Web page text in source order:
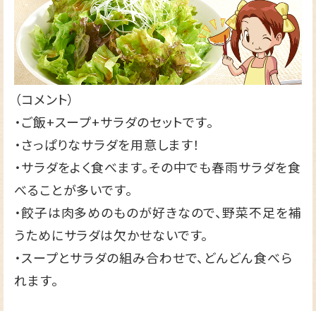
（コメント）
・ご飯+スープ+サラダのセットです。
・さっぱりなサラダを用意します！
・サラダをよく食べます。その中でも春雨サラダを食
べることが多いです。
・餃子は肉多めのものが好きなので、野菜不足を補
うためにサラダは欠かせないです。
・スープとサラダの組み合わせで、どんどん食べら
れます。